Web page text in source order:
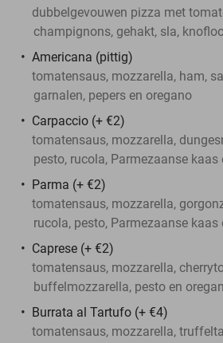
dubbelgevouwen pizza met
champignons, gehakt, sla,
Americana (pittig)
tomatensaus, mozzarella, ham,
garnalen, pepers en oregano
Carpaccio (+ €2)
tomatensaus, mozzarella,
pesto, rucola, Parmezaanse kaas
Parma (+ €2)
tomatensaus, mozzarella,
rucola, pesto, Parmezaanse kaas
Caprese (+ €2)
tomatensaus, mozzarella,
buffelmozzarella, pesto en
Burrata al Tartufo (+ €4)
tomatensaus, mozzarella,